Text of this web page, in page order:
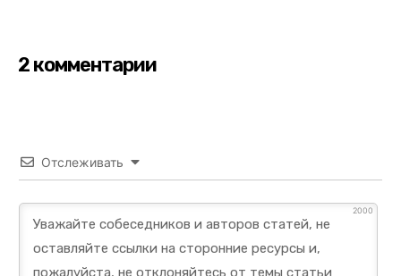
2 комментарии
Отслеживать
2000